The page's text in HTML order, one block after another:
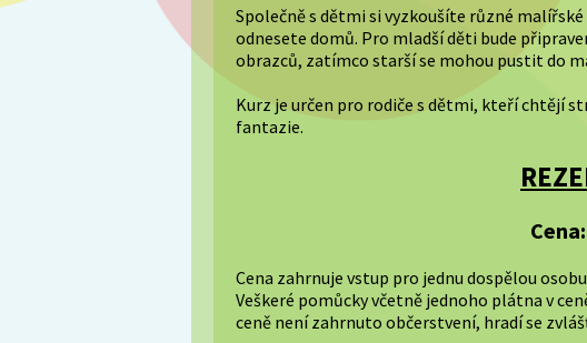
Společně s dětmi si vyzkoušíte různé
odnesete domů. Pro mladší děti bude
obrazců, zatímco starší se mohou pustit do
Kurz je určen pro rodiče s dětmi, kteří chtějí
fantazie.
Cena zahrnuje vstup pro jednu dospělou
Veškeré pomůcky včetně jednoho plátna v
ceně není zahrnuto občerstvení, hradí se